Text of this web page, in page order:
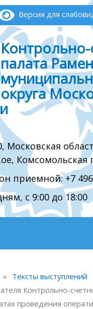
Версия для
Контрольно-
палата
округа
Московская
Комсомольская
приемной: +7
с 9:00 до 18:00
» Тексты выступлений
Контрольно-
проведения